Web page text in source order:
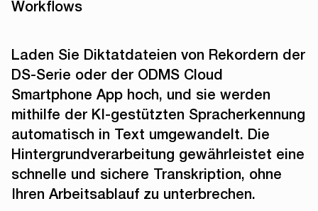
Workflows
Laden Sie Diktatdateien von Rekordern der
DS-Serie oder der ODMS Cloud
Smartphone App hoch, und sie werden
mithilfe der KI-gestützten Spracherkennung
automatisch in Text umgewandelt. Die
Hintergrundverarbeitung gewährleistet eine
schnelle und sichere Transkription, ohne
Ihren Arbeitsablauf zu unterbrechen.